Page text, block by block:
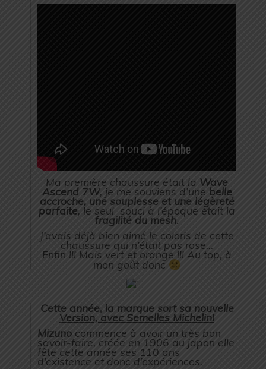
Ma première chaussure était la Wave
Ascend 7W, je me souviens d’une belle
accroche, une souplesse et une légèreté
parfaite, le seul souci à l’époque était la
fragilité du mesh.
J’avais déjà bien aimé le coloris de cette
chaussure qui n’était pas rose…
Enfin !!! Mais vert et orange !!! Au top, à
mon goût donc
Cette année, la marque sort sa nouvelle
Version, avec Semelles Michelin!
Mizuno commence à avoir un très bon
savoir-faire, créée en 1906 au japon elle
fête cette année ses 110 ans
d’existence et donc d’expériences.